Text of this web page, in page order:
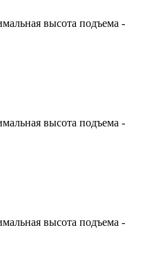
высота подъема -
высота подъема -
высота подъема -